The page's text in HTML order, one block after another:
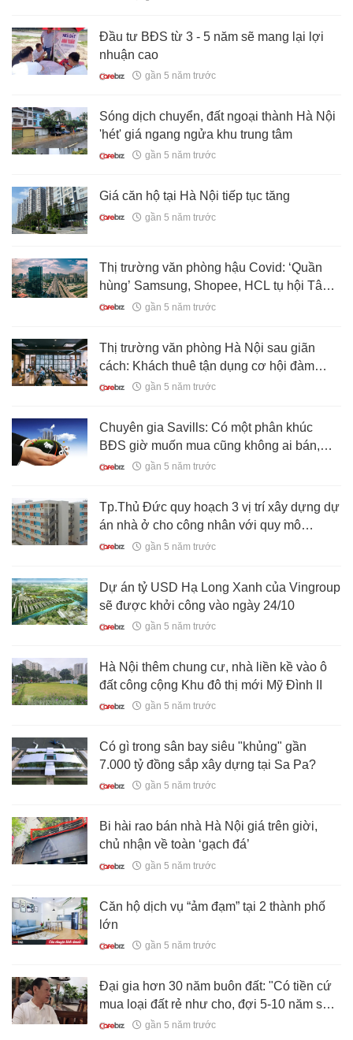
Đầu tư BĐS từ 3 - 5 năm sẽ mang lại lợi
nhuận cao
gần 5 năm trước
Sóng dịch chuyển, đất ngoại thành Hà Nội
'hét' giá ngang ngửa khu trung tâm
gần 5 năm trước
Giá căn hộ tại Hà Nội tiếp tục tăng
gần 5 năm trước
Thị trường văn phòng hậu Covid: ‘Quần
hùng’ Samsung, Shopee, HCL tụ hội Tây
Hà Nội, khách thuê lớn tận dụng cơ hội
gần 5 năm trước
Thị trường văn phòng Hà Nội sau giãn
cách: Khách thuê tận dụng cơ hội đàm
phán, phía Tây lên ngôi
gần 5 năm trước
Chuyên gia Savills: Có một phân khúc
BĐS giờ muốn mua cũng không ai bán,
đây là thời cơ tốt để đầu tư
gần 5 năm trước
Tp.Thủ Đức quy hoạch 3 vị trí xây dựng dự
án nhà ở cho công nhân với quy mô
khoảng 90hagần 5 năm trước
Dự án tỷ USD Hạ Long Xanh của Vingroup
sẽ được khởi công vào ngày 24/10
gần 5 năm trước
Hà Nội thêm chung cư, nhà liền kề vào ô
đất công cộng Khu đô thị mới Mỹ Đình II
gần 5 năm trước
Có gì trong sân bay siêu "khủng" gần
7.000 tỷ đồng sắp xây dựng tại Sa Pa?
gần 5 năm trước
Bi hài rao bán nhà Hà Nội giá trên giời,
chủ nhận về toàn ‘gạch đá’
gần 5 năm trước
Căn hộ dịch vụ “ảm đạm” tại 2 thành phố
lớn
gần 5 năm trước
Đại gia hơn 30 năm buôn đất: "Có tiền cứ
mua loại đất rẻ như cho, đợi 5-10 năm sau
giá tăng cả trăm lần, buôn đất giúp tôi có
gần 5 năm trước